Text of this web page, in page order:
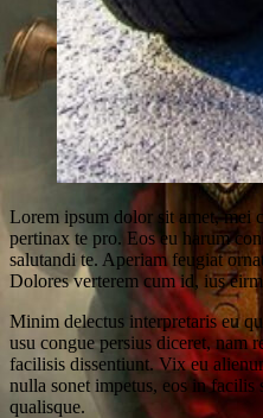
Lorem ipsum dolor sit amet, mei
pertinax te pro. Eos eu harum
salutandi te. Aperiam feugiat
Dolores verterem cum id, ius
Minim delectus interpretaris eu
usu congue persius diceret, nam
facilisis dissentiunt. Vix eu
nulla sonet impetus, eos in
qualisque.